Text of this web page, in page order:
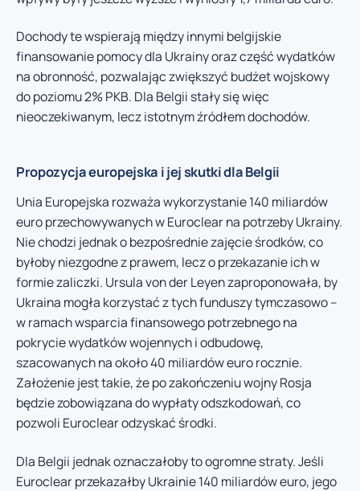
Dochody te wspierają między innymi belgijskie
finansowanie pomocy dla Ukrainy oraz część wydatków
na obronność, pozwalając zwiększyć budżet wojskowy
do poziomu 2% PKB. Dla Belgii stały się więc
nieoczekiwanym, lecz istotnym źródłem dochodów.
Propozycja europejska i jej skutki dla Belgii
Unia Europejska rozważa wykorzystanie 140 miliardów
euro przechowywanych w Euroclear na potrzeby Ukrainy.
Nie chodzi jednak o bezpośrednie zajęcie środków, co
byłoby niezgodne z prawem, lecz o przekazanie ich w
formie zaliczki. Ursula von der Leyen zaproponowała, by
Ukraina mogła korzystać z tych funduszy tymczasowo –
w ramach wsparcia finansowego potrzebnego na
pokrycie wydatków wojennych i odbudowę,
szacowanych na około 40 miliardów euro rocznie.
Założenie jest takie, że po zakończeniu wojny Rosja
będzie zobowiązana do wypłaty odszkodowań, co
pozwoli Euroclear odzyskać środki.
Dla Belgii jednak oznaczałoby to ogromne straty. Jeśli
Euroclear przekazałby Ukrainie 140 miliardów euro, jego